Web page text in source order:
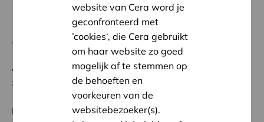
Renovatie binnentuin
Terug naar overzicht
Ambitie:
Een solidaire, respectvolle samenleving
zonder drempels
Programma:
Iedereen gelijke kansen bieden om
website van Cera word je
geconfronteerd met
’cookies‘, die Cera gebruikt
om haar website zo goed
mogelijk af te stemmen op
de behoeften en
voorkeuren van de
websitebezoeker(s).